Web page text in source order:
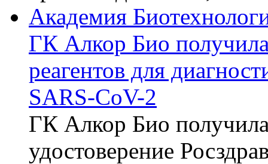
Академия
ГК Алкор Био
реагентов для
SARS-CoV-2
ГК Алкор Био
удостоверение